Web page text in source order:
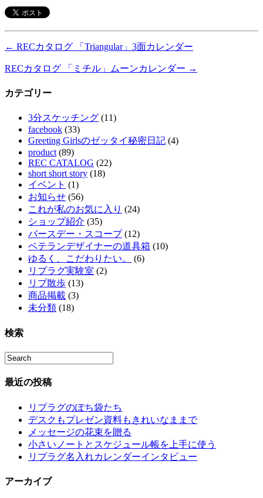
← RECカタログ 「Triangular」3面カレンダー
RECカタログ 「ミチル」ムーンカレンダー →
カテゴリー
3分スケッチング (11)
facebook (33)
Greeting Girlsのゼッタイ秘密日記 (4)
product(89)
REC CATALOG (22)
short short story (18)
イベント (1)
お知らせ (56)
これが私のお気に入り (24)
ショップ紹介 (35)
バースデー・スコープ (12)
ベテランデザイナーの道具箱 (10)
ゆるく、こだわりたい。
(6)
リプラグ実験室 (2)
リプ散歩 (13)
商品掲載 (3)
未分類 (18)
検索
最近の投稿
リプラグのぽち袋たち
デスクもプレゼン資料もきれいなままで
メッセージの花束を贈る
小さいノートとスケジュール帳を上手に使う
リプラグ名入れカレンダーインタビュー
アーカイブ